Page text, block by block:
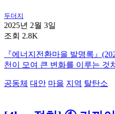
두더지
2025년 2월 3일
조회 2.8K
『에너지전환마을 발명록』
천이 모여 큰 변화를 이루는 것
공동체 대안 마을 지역 탈탄소